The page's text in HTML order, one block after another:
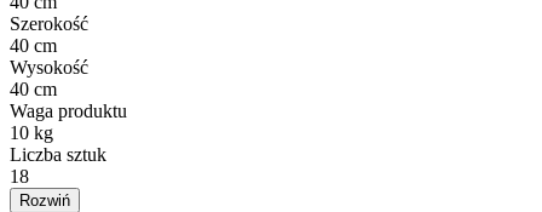
Szerokość
40 cm
Wysokość
40 cm
Waga produktu
10 kg
Liczba sztuk
18
Rozwiń